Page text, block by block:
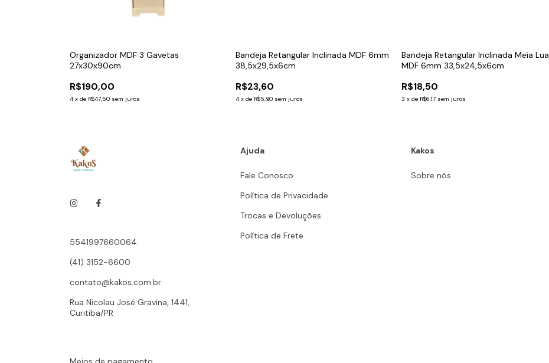
Organizador MDF 3 Gavetas
27x30x90cm
R$190,00
4 x de R$47,50 sem juros
Bandeja Retangular Inclinada MDF 6mm
38,5x29,5x6cm
R$23,60
4 x de R$5,90 sem juros
Bandeja Retangular Inclinada Meia Lua
MDF 6mm 33,5x24,5x6cm
R$18,50
3 x de R$6,17 sem juros
5541997660064
(41) 3152-6600
contato@kakos.com.br
Rua Nicolau José Gravina, 1441,
Curitiba/PR
Ajuda
Fale Conosco
Política de Privacidade
Trocas e Devoluções
Política de Frete
Kakos
Sobre nós